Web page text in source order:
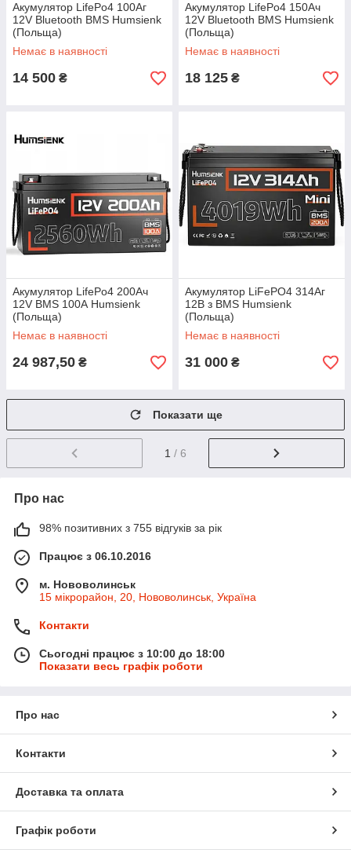
Акумулятор LifePo4 100Аг
12V Bluetooth BMS Humsienk
(Польща)
Немає в наявності
14 500 ₴
Акумулятор LifePo4 150Ач
12V Bluetooth BMS Humsienk
(Польща)
Немає в наявності
18 125 ₴
Акумулятор LifePo4 200Ач
12V BMS 100А Humsienk
(Польща)
Немає в наявності
24 987,50 ₴
Акумулятор LiFePO4 314Аг
12В з BMS Humsienk
(Польща)
Немає в наявності
31 000 ₴
Показати ще
1 / 6
Про нас
98% позитивних з 755 відгуків за рік
Працює з 06.10.2016
м. Нововолинськ
15 мікрорайон, 20, Нововолинськ, Україна
Контакти
Сьогодні працює з 10:00 до 18:00
Показати весь графік роботи
Про нас
Контакти
Доставка та оплата
Графік роботи